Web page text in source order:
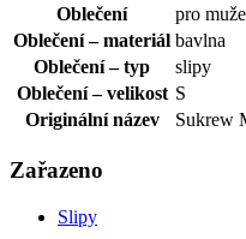
Oblečení
pro muže
Oblečení – materiál bavlna
Oblečení – typ
slipy
Oblečení – velikost S
Originální název
Sukrew
Zařazeno
Slipy